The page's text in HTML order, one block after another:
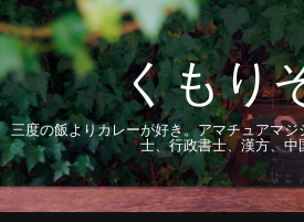
くもり
三度の飯よりカレーが好き。アマチュアマ
士、行政書士、漢方、中